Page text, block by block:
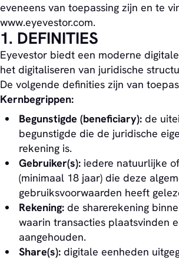
eveneens van toepassing zijn en te
www.eyevestor.com.
1. DEFINITIES
Eyevestor biedt een moderne
het digitaliseren van juridische
De volgende definities zijn van
Kernbegrippen:
Begunstigde (beneficiary): de
begunstigde die de juridische
rekening is.
Gebruiker(s): iedere natuurlijke
(minimaal 18 jaar) die deze
gebruiksvoorwaarden heeft
Rekening: de sharerekening
waarin transacties plaatsvinden
aangehouden.
Share(s): digitale eenheden